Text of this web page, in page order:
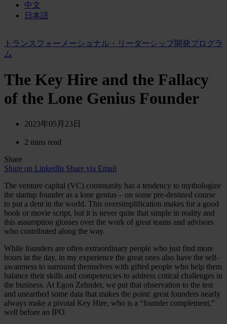
中文
日本語
トランスフォーメーショナル・リーダーシップ開発プログラ
ム
The Key Hire and the Fallacy
of the Lone Genius Founder
2023年05月23日
2 mins read
Share
Share on LinkedIn Share via Email
The venture capital (VC) community has a tendency to mythologize
the startup founder as a lone genius – on some pre-destined course
to put a dent in the world. This oversimplification makes for a good
book or movie script, but it is never quite that simple in reality and
this assumption glosses over the work of great teams and advisors
who contributed along the way.
While founders are often extraordinary people who just find more
hours in the day, in my experience the great ones also have the self-
awareness to surround themselves with gifted people who help them
balance their skills and competencies to address critical challenges in
the business. At Egon Zehnder, we put that observation to the test
and unearthed some data that makes the point: great founders nearly
always make a pivotal Key Hire, who is a “founder complement,”
well before an IPO.